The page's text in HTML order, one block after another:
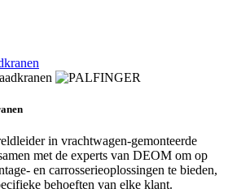
in vrachtwagen-gemonteerde
met de experts van DEOM om op
en carrosserieoplossingen te bieden,
behoeften van elke klant.